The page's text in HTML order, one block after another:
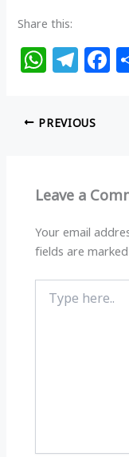
Share this:
W
at
s
p
T
e
g
m
F
o
k
PREVIOUS
Leave a
Your email
fields are
here..